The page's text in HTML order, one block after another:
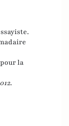
la
.